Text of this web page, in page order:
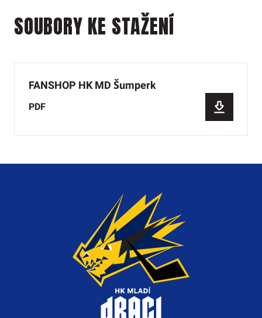
SOUBORY KE STAŽENÍ
FANSHOP HK MD Šumperk
PDF